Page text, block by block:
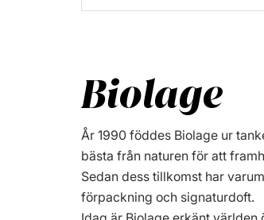
Biolage
År 1990 föddes Biolage ur
bästa från naturen för att
Sedan dess tillkomst har
förpackning och signaturdoft.